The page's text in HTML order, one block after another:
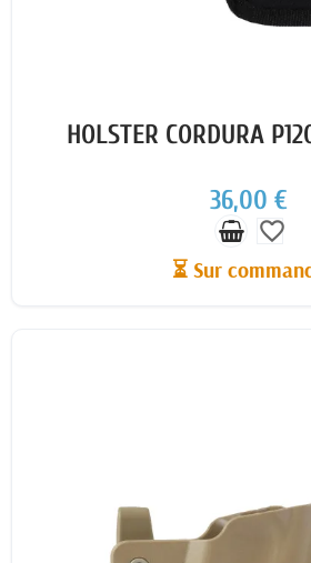
HOLSTER CORDURA
36,00 €
favorite_border
⏳ Sur